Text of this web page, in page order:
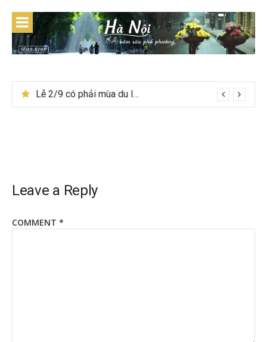
content
Lễ 2/9 có phải mùa du lịch Hà Giang đẹp không?
Leave a Reply
COMMENT *